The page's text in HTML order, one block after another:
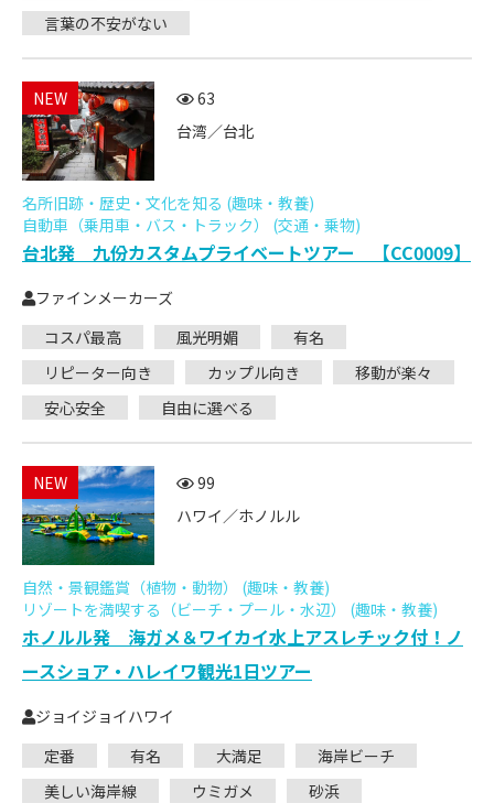
言葉の不安がない
NEW
63
台湾／台北
名所旧跡・歴史・文化を知る (趣味・教養)
自動車（乗用車・バス・トラック） (交通・乗物)
台北発 九份カスタムプライベートツアー 【CC0009】
ファインメーカーズ
コスパ最高
風光明媚
有名
リピーター向き
カップル向き
移動が楽々
安心安全
自由に選べる
NEW
99
ハワイ／ホノルル
自然・景観鑑賞（植物・動物） (趣味・教養)
リゾートを満喫する（ビーチ・プール・水辺） (趣味・教養)
ホノルル発 海ガメ＆ワイカイ水上アスレチック付！ノ
ースショア・ハレイワ観光1日ツアー
ジョイジョイハワイ
定番
有名 大満足
海岸ビーチ
美しい海岸線
ウミガメ
砂浜